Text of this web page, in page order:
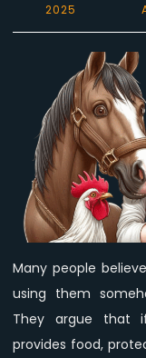
2025
Many people
using them
They argue that
provides food,